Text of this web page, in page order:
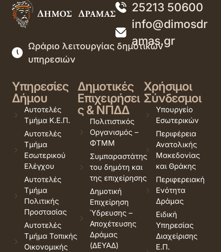
25213 50600
info@dimosdr
amas.gr
Ωράριο λειτουργίας δημοτικών
υπηρεσιών
Υπηρεσίες
Δήμου
Αυτοτελές
Τμήμα Κ.Ε.Π.
Αυτοτελές
Τμήμα
Εσωτερικού
Ελέγχου
Αυτοτελές
Τμήμα
Πολιτικής
Προστασίας
Αυτοτελές
Τμήμα Τοπικής
Οικονομικής
Δημοτικές
Επιχειρήσει
ς & ΝΠΔΔ
Πολιτιστικός
Οργανισμός –
ΦΤΜΜ
Συμπαραστάτης
του δημότη και
της επιχείρησης
Δημοτική
Επιχείρηση
Ύδρευσης –
Αποχέτευσης
Δράμας
(ΔΕΥΑΔ)
Χρήσιμοι
Σύνδεσμοι
Υπουργείο
Εσωτερικών
Περιφέρεια
Ανατολικής
Μακεδονίας
και Θράκης
Περιφερειακή
Ενότητα
Δράμας
Ειδική
Υπηρεσίας
Διαχείρισης
Ε.Π.